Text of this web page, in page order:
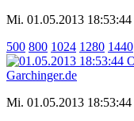
Mi. 01.05.2013 18:53:44
500 800 1024 1280 1440
Mi. 01.05.2013 18:53:44